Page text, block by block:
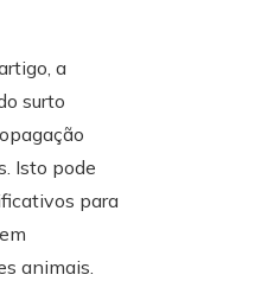
a
surto
Isto pode
para
animais.